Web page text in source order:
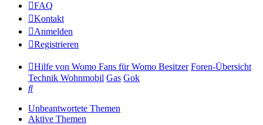
FAQ
Kontakt
Anmelden
Registrieren
Hilfe von Womo Fans für Womo Besitzer Foren-Übersicht
Technik Wohnmobil Gas Gok
Suche
Unbeantwortete Themen
Aktive Themen